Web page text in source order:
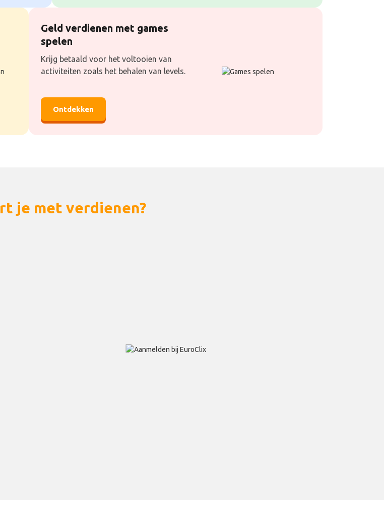
Geld verdienen met games
spelen
Krijg betaald voor het voltooien van
activiteiten zoals het behalen van levels.
Ontdekken
je met verdienen?